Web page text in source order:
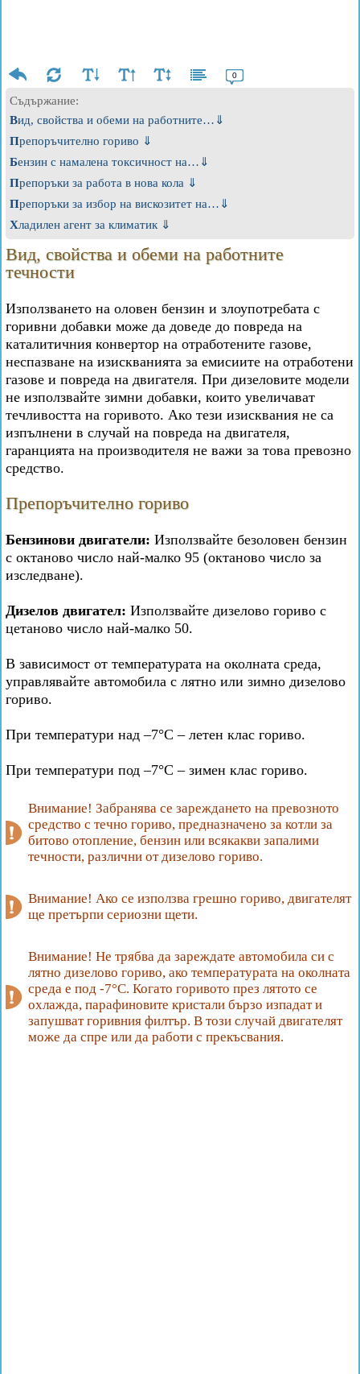
0
Съдържание:
Вид, свойства и обеми на работните…⇓
Препоръчително гориво ⇓
Бензин с намалена токсичност на…⇓
Препоръки за работа в нова кола ⇓
Препоръки за избор на вискозитет на…⇓
Хладилен агент за климатик ⇓
Вид, свойства и обеми на работните
течности
Използването на оловен бензин и злоупотребата с
горивни добавки може да доведе до повреда на
каталитичния конвертор на отработените газове,
неспазване на изискванията за емисиите на отработени
газове и повреда на двигателя. При дизеловите модели
не използвайте зимни добавки, които увеличават
течливостта на горивото. Ако тези изисквания не са
изпълнени в случай на повреда на двигателя,
гаранцията на производителя не важи за това превозно
средство.
Препоръчително гориво
Бензинови двигатели: Използвайте безоловен бензин
с октаново число най-малко 95 (октаново число за
изследване).
Дизелов двигател: Използвайте дизелово гориво с
цетаново число най-малко 50.
В зависимост от температурата на околната среда,
управлявайте автомобила с лятно или зимно дизелово
гориво.
При температури над –7°C – летен клас гориво.
При температури под –7°C – зимен клас гориво.
Внимание! Забранява се зареждането на превозното
средство с течно гориво, предназначено за котли за
битово отопление, бензин или всякакви запалими
течности, различни от дизелово гориво.
Внимание! Ако се използва грешно гориво, двигателят
ще претърпи сериозни щети.
Внимание! Не трябва да зареждате автомобила си с
лятно дизелово гориво, ако температурата на околната
среда е под -7°C. Когато горивото през лятото се
охлажда, парафиновите кристали бързо изпадат и
запушват горивния филтър. В този случай двигателят
може да спре или да работи с прекъсвания.